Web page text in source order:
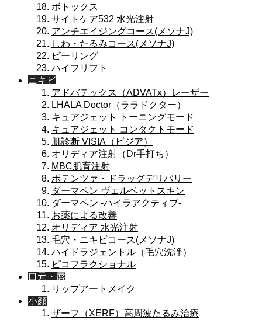
ボトックス
サイトケア532 水光注射
アンチエイジングコース(メソナJ)
しわ・たるみコース(メソナJ)
ピーリング
ハイフリフト
ニキビ
アドバテックス（ADVATx）レーザー
LHALA Doctor（ララドクター）
キュアジェット トーニングモード
キュアジェット コンタクトモード
肌診断 VISIA（ビジア）
オリディア注射（Dr手打ち）
MBC肌育注射
ポテンツァ・ドラッグデリバリー
ダーマペン ヴェルベットスキン
ダーマペン -ハイラアクティブ-
お薬による改善
オリディア 水光注射
毛穴・ニキビコース(メソナJ)
ハイドラジェントル（毛穴洗浄）
ピコフラクショナル
口元・唇
リップアートメイク
小顔
ザーフ（XERF）高周波たるみ治療